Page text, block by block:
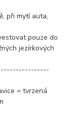
při mytí auta,
pouze do
jezírkových
= tvrzená